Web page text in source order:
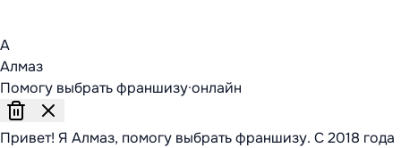
А
Алмаз
Помогу выбрать франшизу·онлайн
Привет! Я Алмаз, помогу выбрать франшизу. С 2018 года